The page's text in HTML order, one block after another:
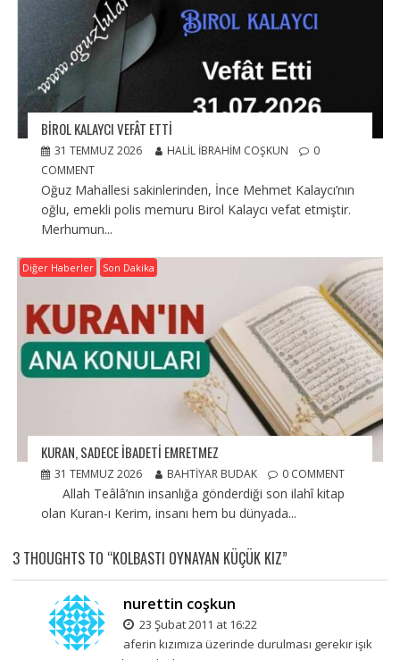
BIROL KALAYCI VEFÂT ETTI
31 TEMMUZ 2026 HALIL İBRAHIM COŞKUN
0
COMMENT
Oğuz Mahallesi sakinlerinden, İnce Mehmet Kalaycı’nın
oğlu, emekli polis memuru Birol Kalaycı vefat etmiştir.
Merhumun...
Diğer Haberler Son Dakika
KURAN, SADECE İBADETİ EMRETMEZ
31 TEMMUZ 2026 BAHTIYAR BUDAK 0 COMMENT
Allah Teâlâ’nın insanlığa gönderdiği son ilahî kitap
olan Kuran-ı Kerim, insanı hem bu dünyada...
3 THOUGHTS TO “KOLBASTI OYNAYAN KÜÇÜK KIZ”
nurettin coşkun
23 Şubat 2011 at 16:22
aferin kızımıza üzerinde durulması gerekır işık